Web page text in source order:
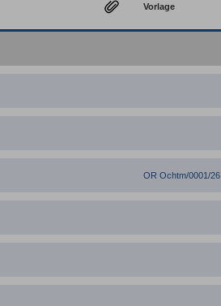
Vorlage
OR Ochtm/0001/26